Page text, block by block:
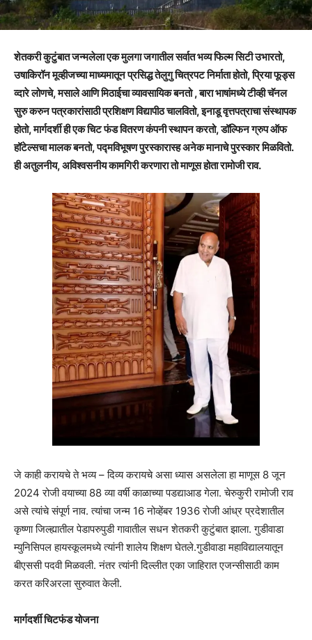
शेतकरी कुटुंबात जन्मलेला एक मुलगा जगातील सर्वात भव्य फिल्म सिटी उभारतो,
उषाकिरॉन मूव्हीजच्या माध्यमातून प्रसिद्ध तेलुगु चित्रपट निर्माता होतो, प्रिया फूड्स
व्दारे लोणचे, मसाले आणि मिठाईचा व्यावसायिक बनतो , बारा भाषांमध्ये टीव्ही चॅनल
सुरु करुन पत्रकारांसाठी प्रशिक्षण विद्यापीठ चालवितो, इनाडू वृत्तपत्राचा संस्थापक
होतो, मार्गदर्शी ही एक चिट फंड वितरण कंपनी स्थापन करतो, डॉल्फिन ग्रुप ऑफ
हॉटेल्सचा मालक बनतो, पद्मविभूषण पुरस्कारास्ह अनेक मानाचे पुरस्कार मिळवितो.
ही अतुलनीय, अविश्वसनीय कामगिरी करणारा तो माणूस होता रामोजी राव.
जे काही करायचे ते भव्य – दिव्य करायचे असा ध्यास असलेला हा माणूस 8 जून
2024 रोजी वयाच्या 88 व्या वर्षी काळाच्या पडद्याआड गेला. चेरुकुरी रामोजी राव
असे त्यांचे संपूर्ण नाव. त्यांचा जन्म 16 नोव्हेंबर 1936 रोजी आंध्र प्रदेशातील
कृष्णा जिल्ह्यातील पेडापरुपुडी गावातील सधन शेतकरी कुटुंबात झाला. गुडीवाडा
म्युनिसिपल हायस्कूलमध्ये त्यांनी शालेय शिक्षण घेतले.गुडीवाडा महाविद्यालयातून
बीएससी पदवी मिळवली. नंतर त्यांनी दिल्लीत एका जाहिरात एजन्सीसाठी काम
करत करिअरला सुरुवात केली.
मार्गदर्शी चिटफंड योजना